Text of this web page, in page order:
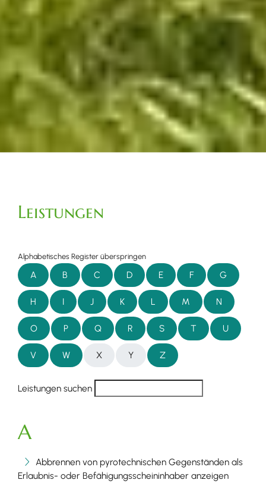
Leistungen
Alphabetisches Register überspringen
A B C D E F G
H I J K L M N
O P Q R S T U
V W X Y Z
Leistungen suchen
A
Abbrennen von pyrotechnischen Gegenständen als
Erlaubnis- oder Befähigungsscheininhaber anzeigen